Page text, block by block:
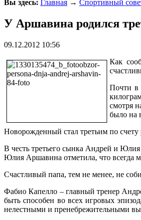
Вы здесь: Главная → Спортивный
У Аршавина родился
09.12.2012 10:56
Как
Почти в
смотря
было на
Новорожденный стал третьим по
В честь третьего сынка Андрей и
Юлия Аршавина отметила, что всегда
Счастливый папа, тем не менее, не
Фабио Капелло – главный тренер
быть способен во всех игровых
нелестными и пренебрежительными